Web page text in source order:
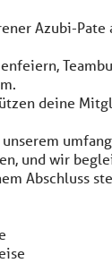
Azubi-
deine
und wir
Abschluss